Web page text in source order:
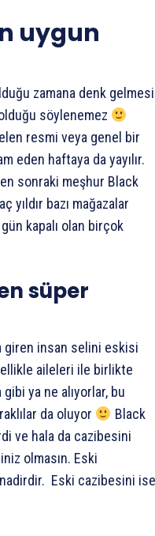
uygun
zamana denk gelmesi
söylenemez
resmi veya genel bir
eden haftaya da yayılır.
sonraki meşhur Black
bazı mağazalar
kapalı olan birçok
süper
giren insan selini eskisi
aileleri ile birlikte
ya ne alıyorlar, bu
da oluyor
Black
ve hala da cazibesini
olmasın. Eski
Eski cazibesini ise